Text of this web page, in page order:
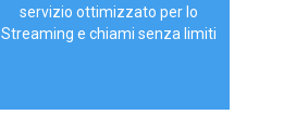
servizio ottimizzato per lo
Streaming e chiami senza limiti